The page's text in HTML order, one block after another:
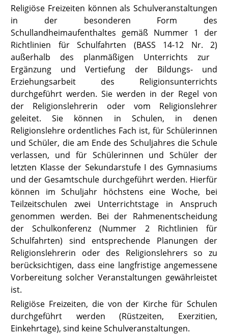
Religiöse Freizeiten können als Schulveranstaltungen
in der besonderen Form des
Schullandheimaufenthaltes gemäß Nummer 1 der
Richtlinien für Schulfahrten (BASS 14-12 Nr. 2)
außerhalb des planmäßigen Unterrichts zur
Ergänzung und Vertiefung der Bildungs- und
Erziehungsarbeit des Religionsunterrichts
durchgeführt werden. Sie werden in der Regel von
der Religionslehrerin oder vom Religionslehrer
geleitet. Sie können in Schulen, in denen
Religionslehre ordentliches Fach ist, für Schülerinnen
und Schüler, die am Ende des Schuljahres die Schule
verlassen, und für Schülerinnen und Schüler der
letzten Klasse der Sekundarstufe I des Gymnasiums
und der Gesamtschule durchgeführt werden. Hierfür
können im Schuljahr höchstens eine Woche, bei
Teilzeitschulen zwei Unterrichtstage in Anspruch
genommen werden. Bei der Rahmenentscheidung
der Schulkonferenz(Nummer 2Richtlinien für
Schulfahrten) sind entsprechende Planungen der
Religionslehrerin oder des Religionslehrers so zu
berücksichtigen, dass eine langfristige angemessene
Vorbereitung solcher Veranstaltungen gewährleistet
ist.
Religiöse Freizeiten, die von der Kirche für Schulen
durchgeführt werden (Rüstzeiten, Exerzitien,
Einkehrtage), sind keine Schulveranstaltungen.